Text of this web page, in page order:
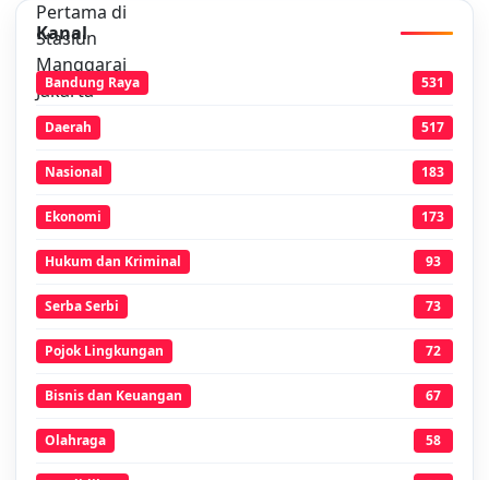
Kanal
Bandung Raya 531
Daerah 517
Nasional 183
Ekonomi 173
Hukum dan Kriminal 93
Serba Serbi 73
Pojok Lingkungan 72
Bisnis dan Keuangan 67
Olahraga 58